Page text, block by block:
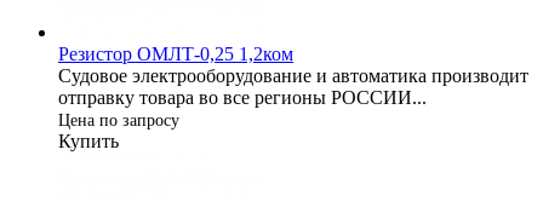
Резистор ОМЛТ-0,25 1,2ком
Судовое электрооборудование и автоматика производит
отправку товара во все регионы РОССИИ...
Цена по запросу
Купить